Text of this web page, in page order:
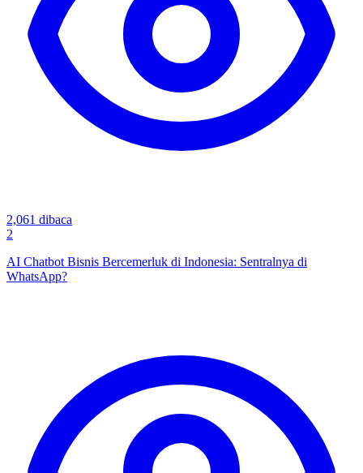
2,061 dibaca
2
AI Chatbot Bisnis Bercemerluk di Indonesia: Sentralnya di
WhatsApp?